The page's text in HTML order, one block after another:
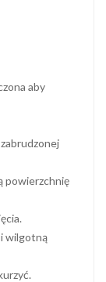
aby
powierzchnię
wilgotną